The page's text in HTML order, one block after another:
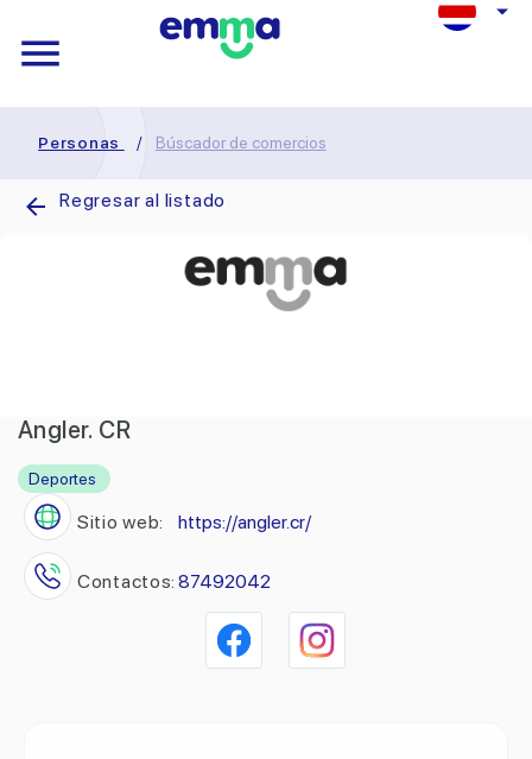
Personas / Búscador de comercios
Regresar al listado
Angler. CR
Deportes
Sitio web: https://angler.cr/
Contactos: 87492042